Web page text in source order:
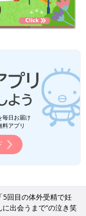
毎日お届け
アプリ
「5回目の体外受精で妊
出会うまで“の泣き笑